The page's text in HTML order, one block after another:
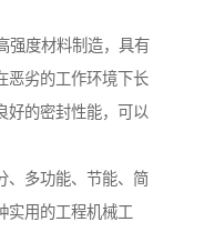
强度材料制造，具有
恶劣的工作环境下长
好的密封性能，可以
、多功能、节能、简
实用的工程机械工